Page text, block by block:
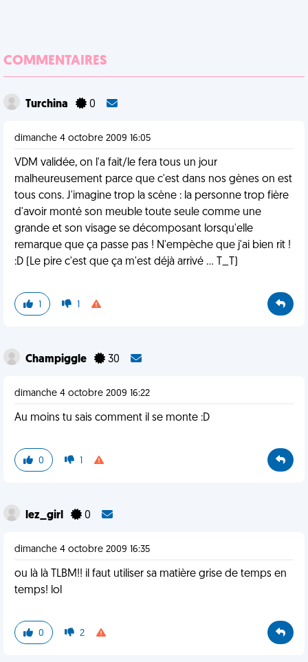
COMMENTAIRES
Turchina 0
dimanche 4 octobre 2009 16:05
VDM validée, on l'a fait/le fera tous un jour
malheureusement parce que c'est dans nos gènes on est
tous cons. J'imagine trop la scène : la personne trop fière
d'avoir monté son meuble toute seule comme une
grande et son visage se décomposant lorsqu'elle
remarque que ça passe pas ! N'empèche que j'ai bien rit !
:D (Le pire c'est que ça m'est déjà arrivé ... T_T)
1 1
Champiggle 30
dimanche 4 octobre 2009 16:22
Au moins tu sais comment il se monte :D
0 1
lez_girl 0
dimanche 4 octobre 2009 16:35
ou là là TLBM!! il faut utiliser sa matière grise de temps en
temps! lol
0 2